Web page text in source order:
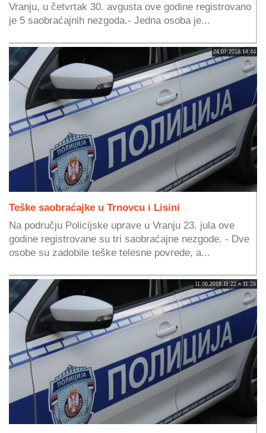
Vranju, u četvrtak 30. avgusta ove godine registrovano
je 5 saobraćajnih nezgoda.- Jedna osoba je...
24.07.2018 14:44
Teške saobraćajke u Trnovcu i Lisini
Na području Policijske uprave u Vranju 23. jula ove
godine registrovane su tri saobraćajne nezgode. - Dve
osobe su zadobile teške telesne povrede, a...
11.06.2018 11:22 » 11:29